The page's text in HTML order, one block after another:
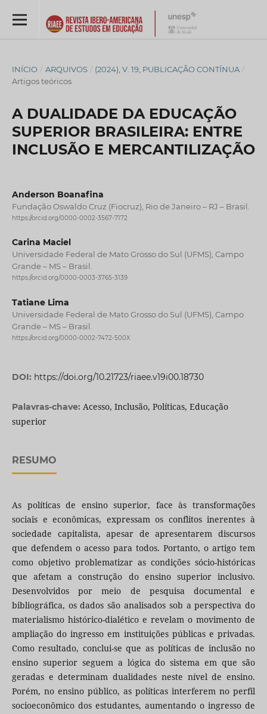
INÍCIO / ARQUIVOS / (2024), V. 19, PUBLICAÇÃO CONTÍNUA /
Artigos teóricos
A DUALIDADE DA EDUCAÇÃO
SUPERIOR BRASILEIRA: ENTRE
INCLUSÃO E MERCANTILIZAÇÃO
Anderson Boanafina
Fundação Oswaldo Cruz (Fiocruz), Rio de Janeiro – RJ – Brasil.
https://orcid.org/0000-0002-3567-7172
Carina Maciel
Universidade Federal de Mato Grosso do Sul (UFMS), Campo
Grande – MS – Brasil.
https://orcid.org/0000-0003-3765-3139
Tatiane Lima
Universidade Federal de Mato Grosso do Sul (UFMS), Campo
Grande – MS – Brasil.
https://orcid.org/0000-0002-7472-500X
DOI: https://doi.org/10.21723/riaee.v19i00.18730
Palavras-chave: Acesso, Inclusão, Políticas, Educação
superior
RESUMO
As políticas de ensino superior, face às transformações
sociais e econômicas, expressam os conflitos inerentes à
sociedade capitalista, apesar de apresentarem discursos
que defendem o acesso para todos. Portanto, o artigo tem
como objetivo problematizar as condições sócio-históricas
que afetam a construção do ensino superior inclusivo.
Desenvolvidos por meio de pesquisa documental e
bibliográfica, os dados são analisados sob a perspectiva do
materialismo histórico-dialético e revelam o movimento de
ampliação do ingresso em instituições públicas e privadas.
Como resultado, conclui-se que as políticas de inclusão no
ensino superior seguem a lógica do sistema em que são
geradas e determinam dualidades neste nível de ensino.
Porém, no ensino público, as políticas interferem no perfil
socioeconômico dos estudantes, aumentando o ingresso de